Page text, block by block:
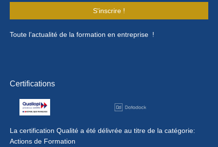
S'inscrire !
Toute l’actualité de la formation en entreprise !
Certifications
La certification Qualité a été délivrée au titre de la catégorie:
Actions de Formation